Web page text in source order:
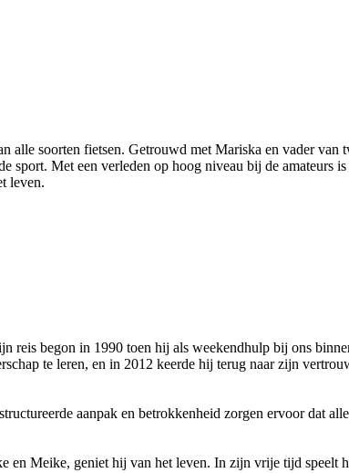
alle soorten fietsen. Getrouwd met Mariska en vader
Met een verleden op hoog niveau bij de amateurs
leven.
reis begon in 1990 toen hij als weekendhulp bij ons
te leren, en in 2012 keerde hij terug naar zijn
aanpak en betrokkenheid zorgen ervoor dat
Meike, geniet hij van het leven. In zijn vrije tijd speelt